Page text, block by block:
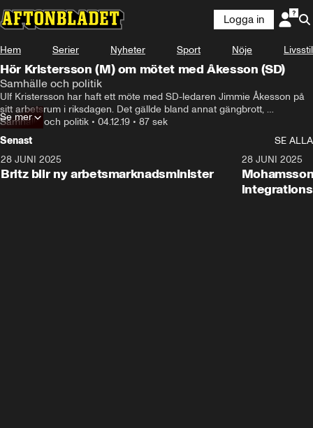
Logga in
Hem Serier Nyheter Sport Nöje Livsstil
Hör Kristersson (M) om mötet med Åkesson (SD)
Samhälle och politik
Ulf Kristersson har haft ett möte med SD-ledaren Jimmie Åkesson på
sitt arbetsrum i riksdagen. Det gällde bland annat gängbrott,
energipolitik och invandring.
Samhälle och politik • 04.12.19 • 87 sek
Se mer
Senast
SE ALLA
28 JUNI 2025
Britz blir ny arbetsmarknadsminister
28 JUNI 2025